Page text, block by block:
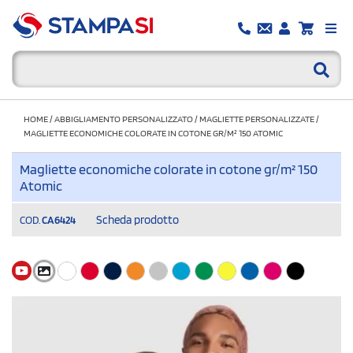
HOME/ABBIGLIAMENTO PERSONALIZZATO/MAGLIETTE PERSONALIZZATE/
MAGLIETTE ECONOMICHE COLORATE IN COTONE GR/M² 150 ATOMIC
Magliette economiche colorate in cotone gr/m² 150
Atomic
COD. CA6424 Scheda prodotto